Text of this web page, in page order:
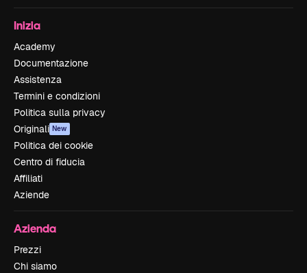
Inizia
Academy
Documentazione
Assistenza
Termini e condizioni
Politica sulla privacy
Originali New
Politica dei cookie
Centro di fiducia
Affiliati
Aziende
Azienda
Prezzi
Chi siamo